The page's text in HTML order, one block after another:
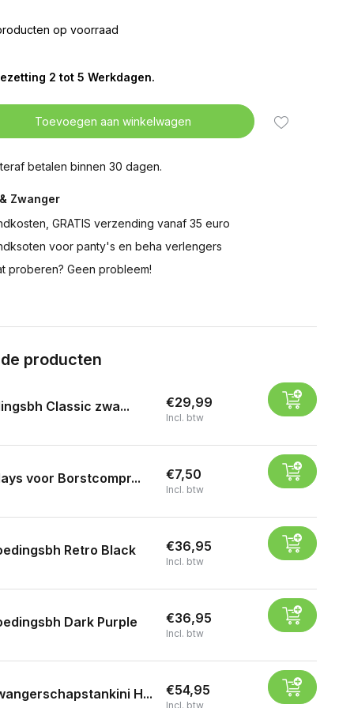
op voorraad
2 tot 5 Werkdagen.
Toevoegen aan winkelwagen
betalen binnen 30 dagen.
Zwanger
GRATIS verzending vanaf 35 euro
voor panty's en beha verlengers
proberen? Geen probleem!
producten
Classic zwa... €29,99
Incl. btw
voor Borstcompr... €7,50
Incl. btw
Retro Black €36,95
Incl. btw
Dark Purple €36,95
Incl. btw
H... €54,95
Incl. btw